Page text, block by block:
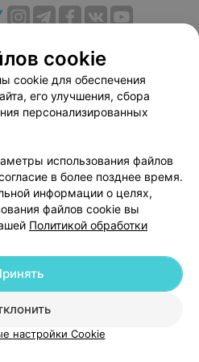
Публичный договор
Способы оплаты
Партнеры
103.by
настройки cookie
данных
| 220012, Республика Беларусь,
2, пом. 16 | help@103.by
cookie
cookie для обеспечения
его улучшения, сбора
персонализированных
использования файлов
в более позднее время.
информации о целях,
файлов cookie вы
Политикой обработки
настройки Cookie